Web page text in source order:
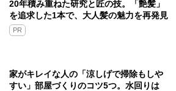
20年積み重ねた研究と匠の技。「艶髪」
を追求した1本で、大人髪の魅力を再発見
PR
家がキレイな人の「涼しげで掃除もしや
すい」部屋づくりのコツ5つ。水回りは